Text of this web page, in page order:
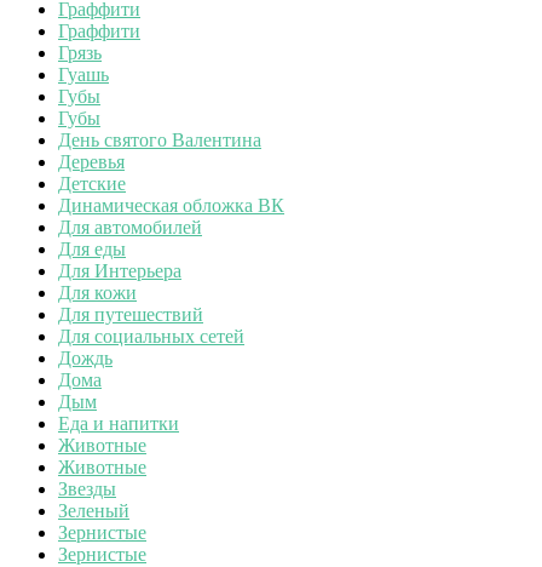
Граффити
Граффити
Грязь
Гуашь
Губы
Губы
День святого Валентина
Деревья
Детские
Динамическая обложка ВК
Для автомобилей
Для еды
Для Интерьера
Для кожи
Для путешествий
Для социальных сетей
Дождь
Дома
Дым
Еда и напитки
Животные
Животные
Звезды
Зеленый
Зернистые
Зернистые